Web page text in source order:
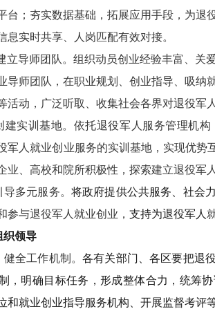
台 ； 夯实数据基础，拓展应用手段， 为退
息实时共享、人岗匹配有效对接。
立导师团队。 组织动员创业经验丰富、关
导师团队，在职业规划、创业指导、吸纳
活动，广泛听取、收集社会各界对退役军
建实训基地。 依托退役军人服务管理机构
军人就业创业服务的实训基地，实现优
业、高校和院所积极性，探索建立退役军
导多元服务。 将政府提供公共服务、社会
参与退役军人就业创业， 支持为退役军人
织领导
健全工作机制。各有关部门、各区要把退
，明确目标任务，形成整体合力，统筹
和就业创业指导服务机构、开展监督考评